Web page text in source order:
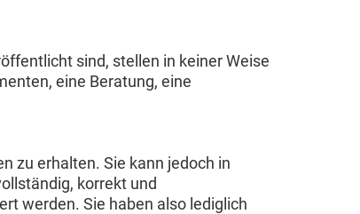
sind, stellen in keiner Weise
eine Beratung, eine
zu erhalten. Sie kann jedoch in
korrekt und
werden. Sie haben also lediglich